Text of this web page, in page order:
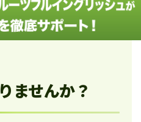
ませんか？